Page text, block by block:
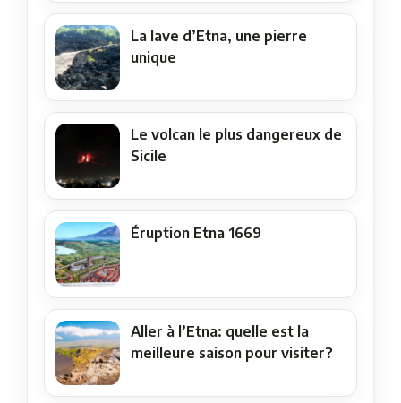
La lave d’Etna, une pierre
unique
Le volcan le plus dangereux de
Sicile
Éruption Etna 1669
Aller à l’Etna: quelle est la
meilleure saison pour visiter?